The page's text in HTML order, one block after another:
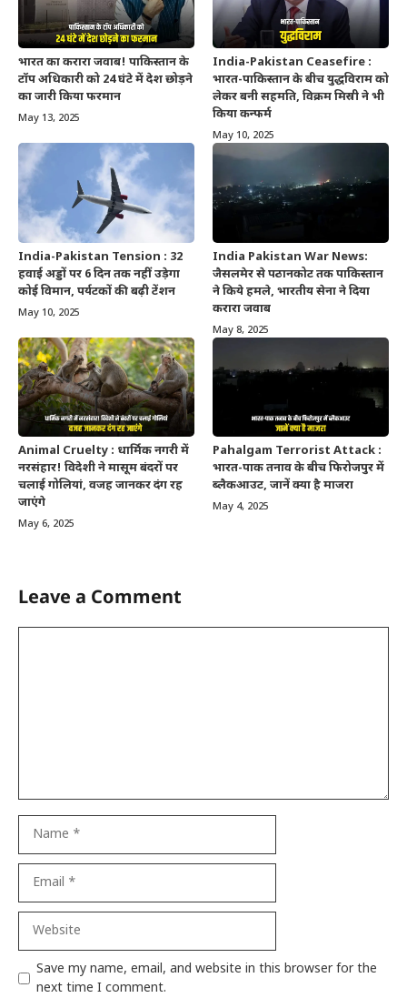
भारत का करारा जवाब! पाकिस्तान के
टॉप अधिकारी को 24 घंटे में देश छोड़ने
का जारी किया फरमान
May 13, 2025
India-Pakistan Ceasefire :
भारत-पाकिस्तान के बीच युद्धविराम को
लेकर बनी सहमति, विक्रम मिस्री ने भी
किया कन्फर्म
May 10, 2025
India-Pakistan Tension : 32
हवाई अड्डों पर 6 दिन तक नहीं उड़ेगा
कोई विमान, पर्यटकों की बढ़ी टेंशन
May 10, 2025
India Pakistan War News:
जैसलमेर से पठानकोट तक पाकिस्तान
ने किये हमले, भारतीय सेना ने दिया
करारा जवाब
May 8, 2025
Animal Cruelty : धार्मिक नगरी में
नरसंहार! विदेशी ने मासूम बंदरों पर
चलाई गोलियां, वजह जानकर दंग रह
जाएंगे
May 6, 2025
Pahalgam Terrorist Attack :
भारत-पाक तनाव के बीच फिरोजपुर में
ब्लैकआउट, जानें क्या है माजरा
May 4, 2025
Leave a Comment
Save my name, email, and website in this browser for the
next time I comment.